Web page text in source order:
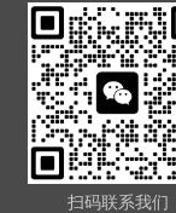
扫码联系我们